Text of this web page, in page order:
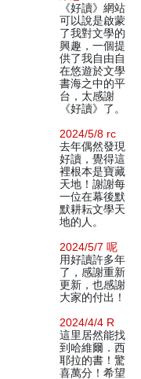
《好讀》網站
可以說是啟蒙
了我對文學的
興趣，一個提
供了我自由自
在悠遊於文學
書海之中的平
台，太感謝
《好讀》了。
2024/5/8 rc
去年偶然發現
好讀，覺得這
裡根本是寶藏
天地！謝謝每
一位在幕後默
默耕耘文學天
地的人。
2024/5/7 呢
用好讀許多年
了，感謝重新
更新，也感謝
大家的付出！
2024/4/4 R
這里居然能找
到哈維爾．西
耶拉的書！驚
喜萬分！希望